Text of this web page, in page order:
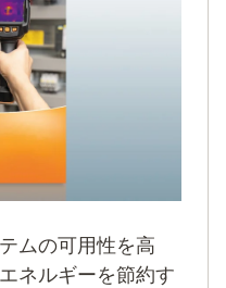
ムの可用性を高
ネルギーを節約す